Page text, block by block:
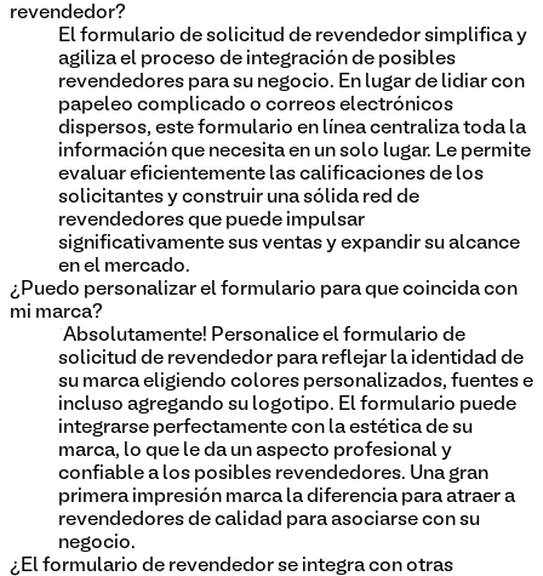
revendedor?
El formulario de solicitud de revendedor simplifica y
agiliza el proceso de integración de posibles
revendedores para su negocio. En lugar de lidiar con
papeleo complicado o correos electrónicos
dispersos, este formulario en línea centraliza toda la
información que necesita en un solo lugar. Le permite
evaluar eficientemente las calificaciones de los
solicitantes y construir una sólida red de
revendedores que puede impulsar
significativamente sus ventas y expandir su alcance
en el mercado.
¿Puedo personalizar el formulario para que coincida con
mi marca?
¡Absolutamente! Personalice el formulario de
solicitud de revendedor para reflejar la identidad de
su marca eligiendo colores personalizados, fuentes e
incluso agregando su logotipo. El formulario puede
integrarse perfectamente con la estética de su
marca, lo que le da un aspecto profesional y
confiable a los posibles revendedores. Una gran
primera impresión marca la diferencia para atraer a
revendedores de calidad para asociarse con su
negocio.
¿El formulario de revendedor se integra con otras